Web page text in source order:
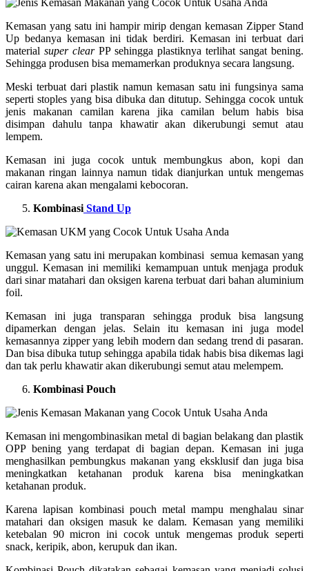
Kemasan yang satu ini hampir mirip dengan kemasan Zipper Stand
Up bedanya kemasan ini tidak berdiri. Kemasan ini terbuat dari
material super clearPP sehingga plastiknya terlihat sangat bening.
Sehingga produsen bisa memamerkan produknya secara langsung.
Meski terbuat dari plastik namun kemasan satu ini fungsinya sama
seperti stoples yang bisa dibuka dan ditutup. Sehingga cocok untuk
jenis makanan camilan karena jika camilan belum habis bisa
disimpan dahulu tanpa khawatir akan dikerubungi semut atau
lempem.
Kemasan ini juga cocok untuk membungkus abon, kopi dan
makanan ringan lainnya namun tidak dianjurkan untuk mengemas
cairan karena akan mengalami kebocoran.
Kombinasi Stand Up
Kemasan yang satu ini merupakan kombinasi semua kemasan yang
unggul. Kemasan ini memiliki kemampuan untuk menjaga produk
dari sinar matahari dan oksigen karena terbuat dari bahan aluminium
foil.
Kemasan ini juga transparan sehingga produk bisa langsung
dipamerkan dengan jelas. Selain itu kemasan ini juga model
kemasannya zipper yang lebih modern dan sedang trend di pasaran.
Dan bisa dibuka tutup sehingga apabila tidak habis bisa dikemas lagi
dan tak perlu khawatir akan dikerubungi semut atau melempem.
Kombinasi Pouch
Kemasan ini mengombinasikan metal di bagian belakang dan plastik
OPP bening yang terdapat di bagian depan. Kemasan ini juga
menghasilkan pembungkus makanan yang eksklusif dan juga bisa
meningkatkan ketahanan produk karena bisa meningkatkan
ketahanan produk.
Karena lapisan kombinasi pouch metal mampu menghalau sinar
matahari dan oksigen masuk ke dalam. Kemasan yang memiliki
ketebalan 90 micron ini cocok untuk mengemas produk seperti
snack, keripik, abon, kerupuk dan ikan.